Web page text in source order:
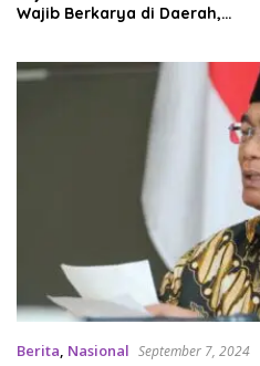
Wajib Berkarya di Daerah,
Berita, Nasional September 7, 2024